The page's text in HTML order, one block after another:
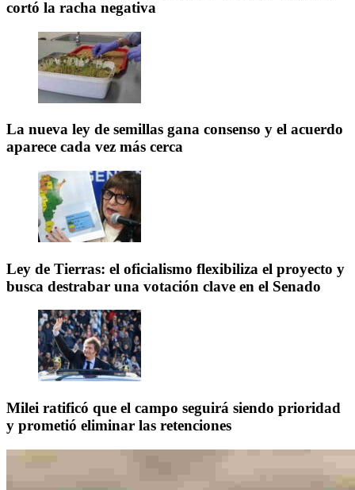
cortó la racha negativa
La nueva ley de semillas gana consenso y el acuerdo
aparece cada vez más cerca
Ley de Tierras: el oficialismo flexibiliza el proyecto y
busca destrabar una votación clave en el Senado
Milei ratificó que el campo seguirá siendo prioridad
y prometió eliminar las retenciones